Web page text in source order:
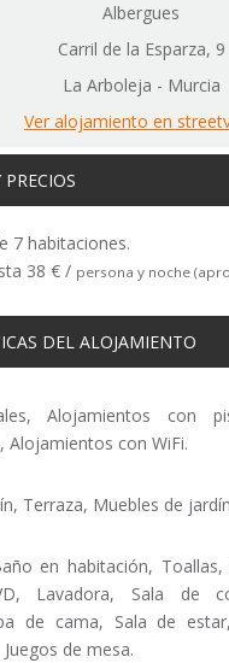
Albergues
Carril de la Esparza, 9
La Arboleja - Murcia
Ver alojamiento en
7 habitaciones.
38 € / persona y noche
DEL ALOJAMIENTO
Alojamientos con
Alojamientos con WiFi.
Terraza, Muebles de
en habitación,
Lavadora, Sala de
de cama, Sala de
de mesa.